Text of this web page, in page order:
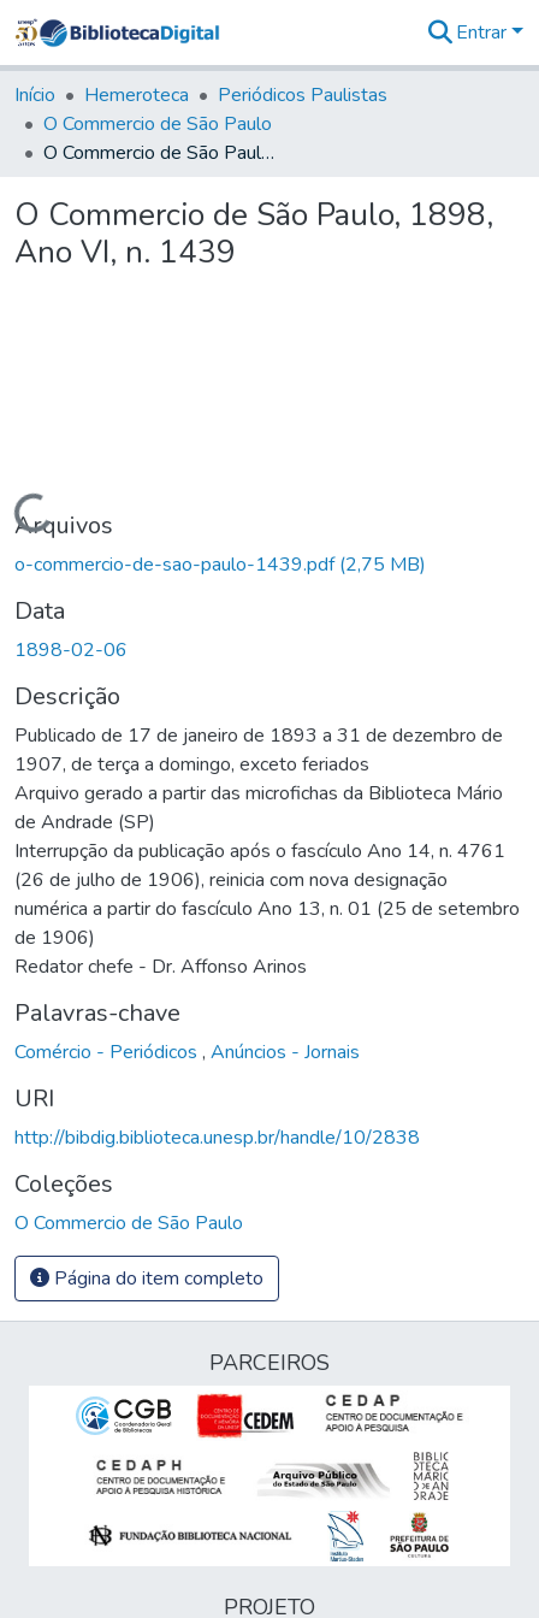
&
Coleções
Tudo na
Biblioteca
Estatísticas
Entrar
Início Hemeroteca
Periódicos Paulistas
O Commercio de São Paulo
O Commercio de São Paulo, 1898, Ano VI, n. 1439
O Commercio de São Paulo, 1898,
Ano VI, n. 1439
Carregando...
Arquivos
o-commercio-de-sao-paulo-1439.pdf(2,75 MB)
Data
1898-02-06
Descrição
Publicado de 17 de janeiro de 1893 a 31 de dezembro de
1907, de terça a domingo, exceto feriados
Arquivo gerado a partir das microfichas da Biblioteca Mário
de Andrade (SP)
Interrupção da publicação após o fascículo Ano 14, n. 4761
(26 de julho de 1906), reinicia com nova designação
numérica a partir do fascículo Ano 13, n. 01 (25 de setembro
de 1906)
Redator chefe - Dr. Affonso Arinos
Palavras-chave
Comércio - Periódicos , Anúncios - Jornais
URI
http://bibdig.biblioteca.unesp.br/handle/10/2838
Coleções
O Commercio de São Paulo
Página do item completo
PARCEIROS
PROJETO